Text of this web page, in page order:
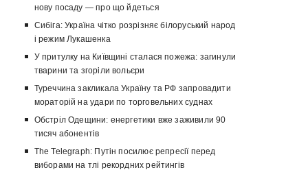
нову посаду — про що йдеться
Сибіга: Україна чітко розрізняє білоруський народ
і режим Лукашенка
У притулку на Київщині сталася пожежа: загинули
тварини та згоріли вольєри
Туреччина закликала Україну та РФ запровадити
мораторій на удари по торговельних суднах
Обстріл Одещини: енергетики вже заживили 90
тисяч абонентів
The Telegraph: Путін посилює репресії перед
виборами на тлі рекордних рейтингів